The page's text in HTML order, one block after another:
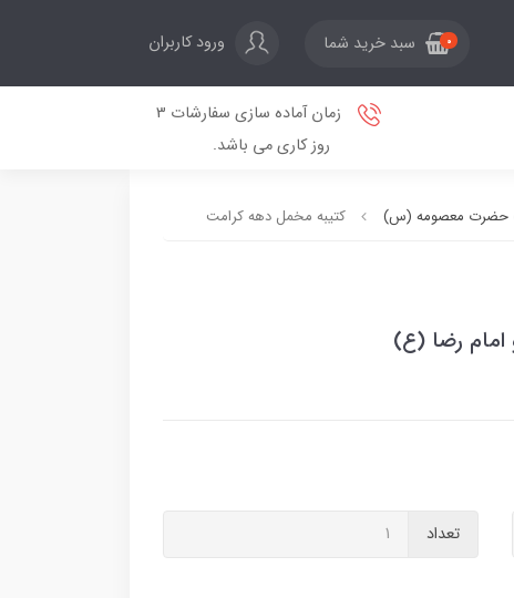
0 سبد خرید شما ورود کاربران
زمان آماده سازی سفارشات 3
روز کاری می باشد.
حضرت معصومه (س) کتیبه مخمل دهه کرامت
رضا (ع)
تعداد